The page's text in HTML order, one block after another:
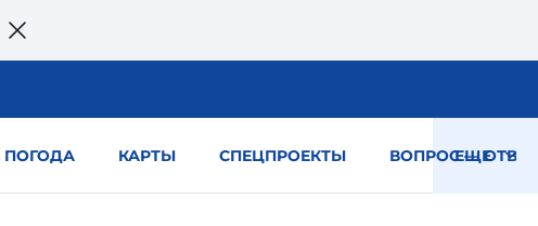
ПОГОДА КАРТЫ СПЕЦПРОЕКТЫ ВОПРОС — ОТВЕТ
ЕЩЕ